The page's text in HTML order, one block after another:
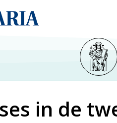
in de